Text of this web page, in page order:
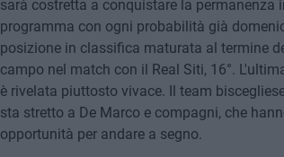
sarà costretta a conquistare la
programma con ogni probabilità già
posizione in classifica maturata al termine
campo nel match con il Real Siti, 16°.
è rivelata piuttosto vivace. Il team
sta stretto a De Marco e compagni, che
opportunità per andare a segno.